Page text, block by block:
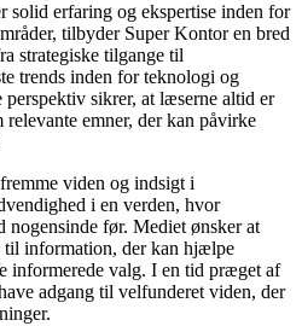
solid erfaring og ekspertise inden for
tilbyder Super Kontor en bred
strategiske tilgange til
trends inden for teknologi og
sikrer, at læserne altid er
emner, der kan påvirke
viden og indsigt i
i en verden, hvor
nogensinde før. Mediet ønsker at
til information, der kan hjælpe
informerede valg. I en tid præget af
adgang til velfunderet viden, der